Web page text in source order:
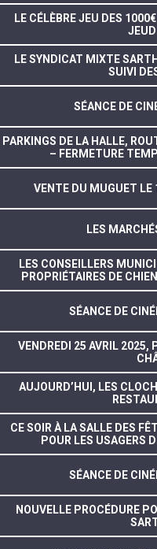
LE CÉLÈBRE JEU DES
LE SYNDICAT MIXTE
SUIVI
SÉANCE DE
PARKINGS DE LA HALLE,
– FERMETURE
VENTE DU MUGUET LE
LES
LES CONSEILLERS
PROPRIÉTAIRES DE
SÉANCE DE
VENDREDI 25 AVRIL 2025,
AUJOURD’HUI, LES
CE SOIR À LA SALLE DES
POUR LES USAGERS
SÉANCE DE
NOUVELLE PROCÉDURE